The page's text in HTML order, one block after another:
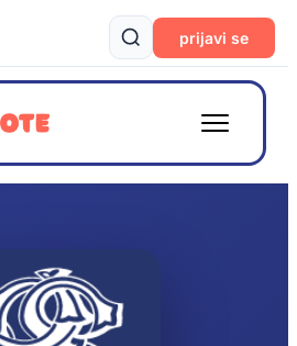
prijavi se